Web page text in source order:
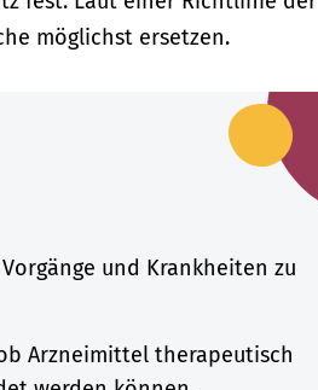
möglichst ersetzen.
und Krankheiten zu
Arzneimittel therapeutisch